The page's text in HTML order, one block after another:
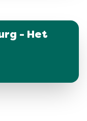
- Het